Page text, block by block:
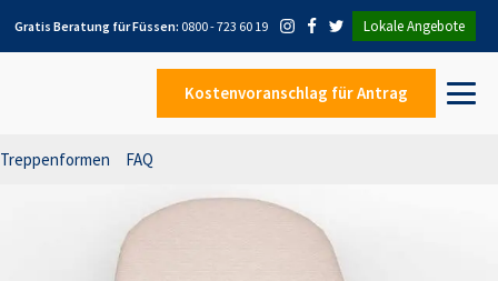
Gratis Beratung fürFüssen: 0800 - 723 60 19 Lokale Angebote
Kostenvoranschlag für Antrag
Treppenformen FAQ